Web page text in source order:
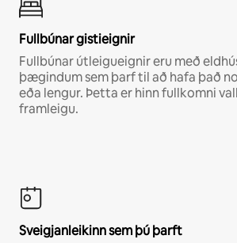
Fullbúnar gistieignir
Fullbúnar útleigueignir eru með
þægindum sem þarf til að hafa það
eða lengur. Þetta er hinn fullkomni
framleigu.
Sveigjanleikinn sem þú þarft